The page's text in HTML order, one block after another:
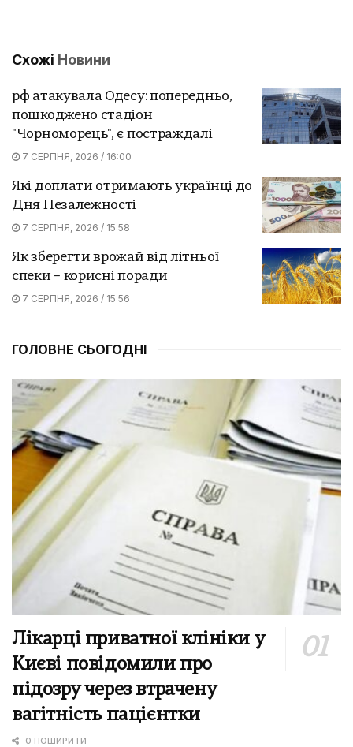
Схожі Новини
рф атакувала Одесу: попередньо,
пошкоджено стадіон
"Чорноморець", є постраждалі
7 СЕРПНЯ, 2026 / 16:00
Які доплати отримають українці до
Дня Незалежності
7 СЕРПНЯ, 2026 / 15:58
Як зберегти врожай від літньої
спеки – корисні поради
7 СЕРПНЯ, 2026 / 15:56
ГОЛОВНЕ СЬОГОДНІ
Лікарці приватної клініки у
Києві повідомили про
підозру через втрачену
вагітність пацієнтки
0 ПОШИРИТИ